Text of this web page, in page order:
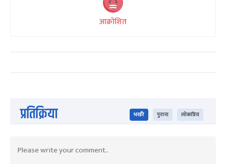
आक्रोशित
प्रतिक्रिया भर्खरै पुराना लोकप्रिय